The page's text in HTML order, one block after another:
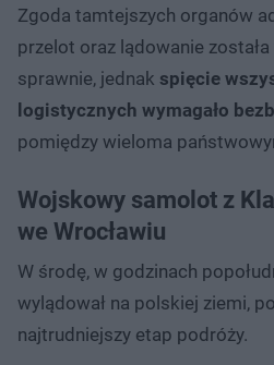
Zgoda tamtejszych organów
przelot oraz lądowanie
sprawnie, jednak spięcie
logistycznych wymagało
pomiędzy wieloma
Wojskowy samolot z
we Wrocławiu
W środę, w godzinach
wylądował na polskiej ziemi,
najtrudniejszy etap podróży.